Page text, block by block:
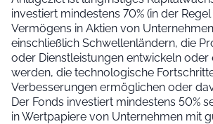
investiert mindestens 70% (in der Regel
Vermögens in Aktien von
einschließlich Schwellenländern, die
oder Dienstleistungen entwickeln oder
werden, die technologische
Verbesserungen ermöglichen oder
Der Fonds investiert mindestens 50%
in Wertpapiere von Unternehmen mit